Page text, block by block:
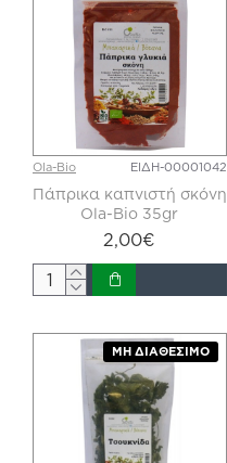
Ola-Bio ΕΙΔΗ-00001042
Πάπρικα καπνιστή σκόνη
Ola-Bio 35gr
2,00€
ΜΗ ΔΙΑΘΈΣΙΜΟ